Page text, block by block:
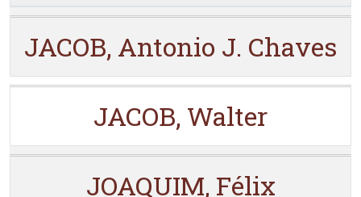
JACOB, Antonio J. Chaves
JACOB, Walter
JOAQUIM, Félix